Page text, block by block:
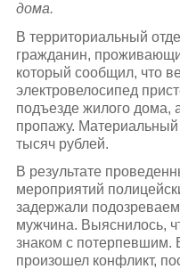
дома.
В территориальный
гражданин,
который сообщил, что
электровелосипед
подъезде жилого дома,
пропажу.
тысяч рублей.
В результате
мероприятий
задержали
мужчина. Выяснилось,
знаком с потерпевшим.
произошел конфликт,